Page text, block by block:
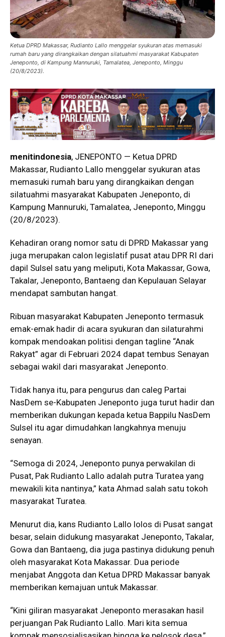
Ketua DPRD Makassar, Rudianto Lallo menggelar syukuran atas memasuki
rumah baru yang dirangkaikan dengan silatuahmi masyarakat Kabupaten
Jeneponto, di Kampung Mannuruki, Tamalatea, Jeneponto, Minggu
(20/8/2023).
menitindonesia, JENEPONTO — Ketua DPRD
Makassar, Rudianto Lallo menggelar syukuran atas
memasuki rumah baru yang dirangkaikan dengan
silatuahmi masyarakat Kabupaten Jeneponto, di
Kampung Mannuruki, Tamalatea, Jeneponto, Minggu
(20/8/2023).
Kehadiran orang nomor satu di DPRD Makassar yang
juga merupakan calon legislatif pusat atau DPR RI dari
dapil Sulsel satu yang meliputi, Kota Makassar, Gowa,
Takalar, Jeneponto, Bantaeng dan Kepulauan Selayar
mendapat sambutan hangat.
Ribuan masyarakat Kabupaten Jeneponto termasuk
emak-emak hadir di acara syukuran dan silaturahmi
kompak mendoakan politisi dengan tagline “Anak
Rakyat” agar di Februari 2024 dapat tembus Senayan
sebagai wakil dari masyarakat Jeneponto.
Tidak hanya itu, para pengurus dan caleg Partai
NasDem se-Kabupaten Jeneponto juga turut hadir dan
memberikan dukungan kepada ketua Bappilu NasDem
Sulsel itu agar dimudahkan langkahnya menuju
senayan.
“Semoga di 2024, Jeneponto punya perwakilan di
Pusat, Pak Rudianto Lallo adalah putra Turatea yang
mewakili kita nantinya,” kata Ahmad salah satu tokoh
masyarakat Turatea.
Menurut dia, kans Rudianto Lallo lolos di Pusat sangat
besar, selain didukung masyarakat Jeneponto, Takalar,
Gowa dan Bantaeng, dia juga pastinya didukung penuh
oleh masyarakat Kota Makassar. Dua periode
menjabat Anggota dan Ketua DPRD Makassar banyak
memberikan kemajuan untuk Makassar.
“Kini giliran masyarakat Jeneponto merasakan hasil
perjuangan Pak Rudianto Lallo. Mari kita semua